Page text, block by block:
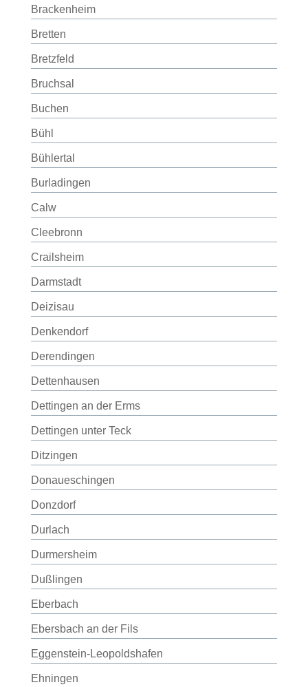
Brackenheim
Bretten
Bretzfeld
Bruchsal
Buchen
Bühl
Bühlertal
Burladingen
Calw
Cleebronn
Crailsheim
Darmstadt
Deizisau
Denkendorf
Derendingen
Dettenhausen
Dettingen an der Erms
Dettingen unter Teck
Ditzingen
Donaueschingen
Donzdorf
Durlach
Durmersheim
Dußlingen
Eberbach
Ebersbach an der Fils
Eggenstein-Leopoldshafen
Ehningen